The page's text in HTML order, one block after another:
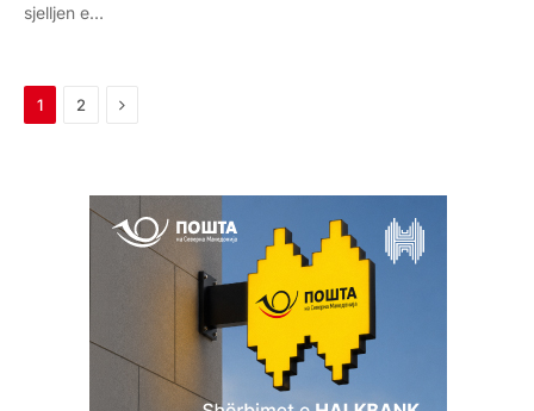
sjelljen e…
1 2 Next